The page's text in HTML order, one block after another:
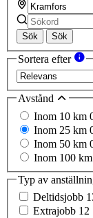
Sök Sök
Sortera efter
Avstånd
Inom 10 km
Inom 25 km
Inom 50 km
Inom 100 km
Typ av
Deltidsjobb
Extrajobb 12